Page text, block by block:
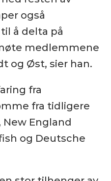
også
å delta på
medlemmene
og Øst, sier han.
fra
fra tidligere
England
og Deutsche